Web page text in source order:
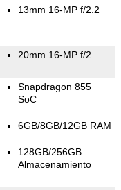
13mm 16-MP f/2.2
20mm 16-MP f/2
Snapdragon 855
SoC
6GB/8GB/12GB RAM
128GB/256GB
Almacenamiento